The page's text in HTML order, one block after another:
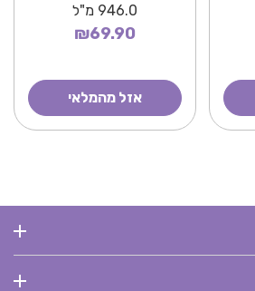
946.0 מ"ל
₪69.90
אזל מהמלאי